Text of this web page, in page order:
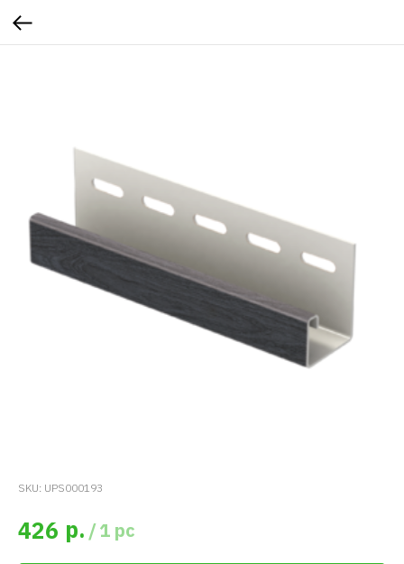
SKU: UPS000193
426 р. /1 pc